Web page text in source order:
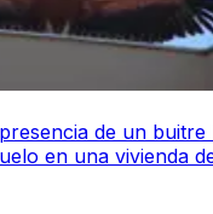
de un buitre
en una vivienda